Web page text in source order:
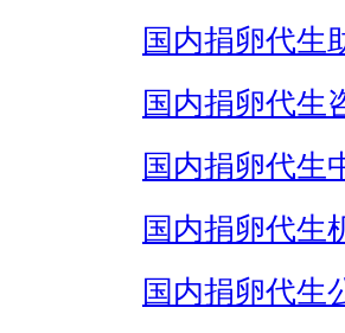
国内捐卵代生
国内捐卵代生
国内捐卵代生
国内捐卵代生
国内捐卵代生